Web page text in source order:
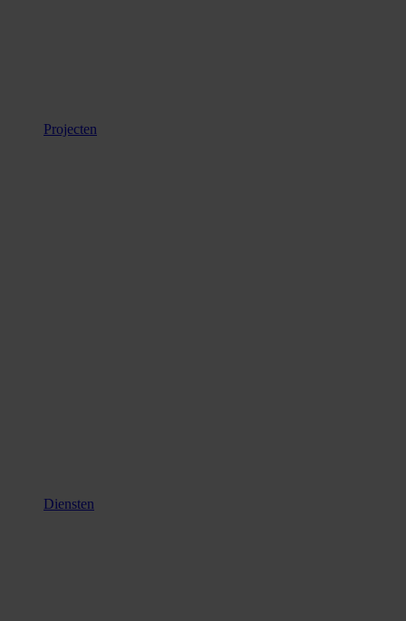
Projecten
Diensten